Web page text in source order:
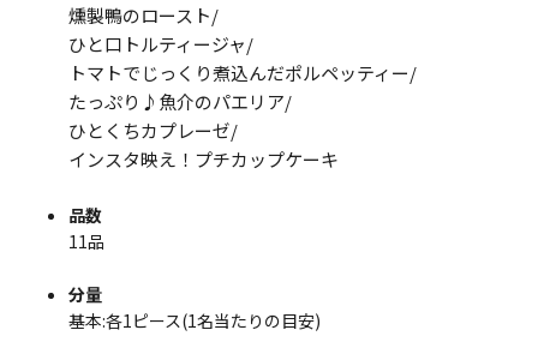
燻製鴨のロースト/
ひと口トルティージャ/
トマトでじっくり煮込んだポルペッティー/
たっぷり♪魚介のパエリア/
ひとくちカプレーゼ/
インスタ映え！プチカップケーキ
品数
11品
分量
基本:各1ピース(1名当たりの目安)